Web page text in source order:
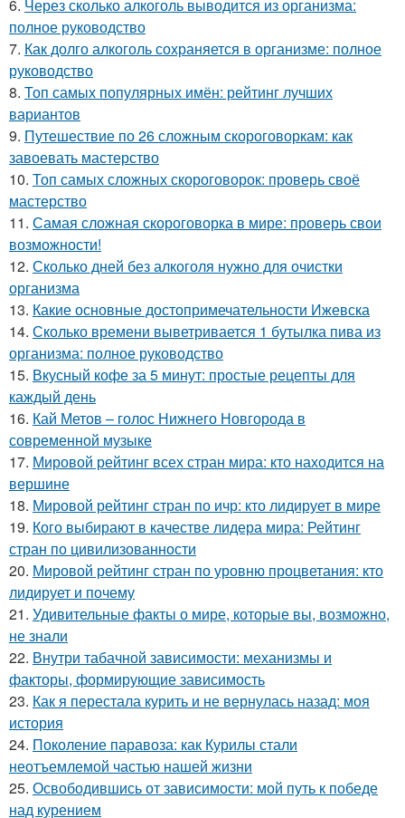
6. Через сколько алкоголь выводится из организма:
полное руководство
7. Как долго алкоголь сохраняется в организме: полное
руководство
8. Топ самых популярных имён: рейтинг лучших
вариантов
9. Путешествие по 26 сложным скороговоркам: как
завоевать мастерство
10. Топ самых сложных скороговорок: проверь своё
мастерство
11. Самая сложная скороговорка в мире: проверь свои
возможности!
12. Сколько дней без алкоголя нужно для очистки
организма
13. Какие основные достопримечательности Ижевска
14. Сколько времени выветривается 1 бутылка пива из
организма: полное руководство
15. Вкусный кофе за 5 минут: простые рецепты для
каждый день
16. Кай Метов – голос Нижнего Новгорода в
современной музыке
17. Мировой рейтинг всех стран мира: кто находится на
вершине
18. Мировой рейтинг стран по ичр: кто лидирует в мире
19. Кого выбирают в качестве лидера мира: Рейтинг
стран по цивилизованности
20. Мировой рейтинг стран по уровню процветания: кто
лидирует и почему
21. Удивительные факты о мире, которые вы, возможно,
не знали
22. Внутри табачной зависимости: механизмы и
факторы, формирующие зависимость
23. Как я перестала курить и не вернулась назад: моя
история
24. Поколение паравоза: как Курилы стали
неотъемлемой частью нашей жизни
25. Освободившись от зависимости: мой путь к победе
над курением